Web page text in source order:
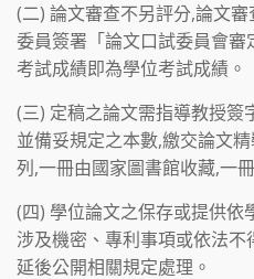
(二) 論文審查不另評分,論文
委員簽署「論文口試委員會
考試成績即為學位考試成績。
(三) 定稿之論文需指導教授簽
並備妥規定之本數,繳交論文
列,一冊由國家圖書館收藏,一
(四) 學位論文之保存或提供依
涉及機密、專利事項或依法
延後公開相關規定處理。